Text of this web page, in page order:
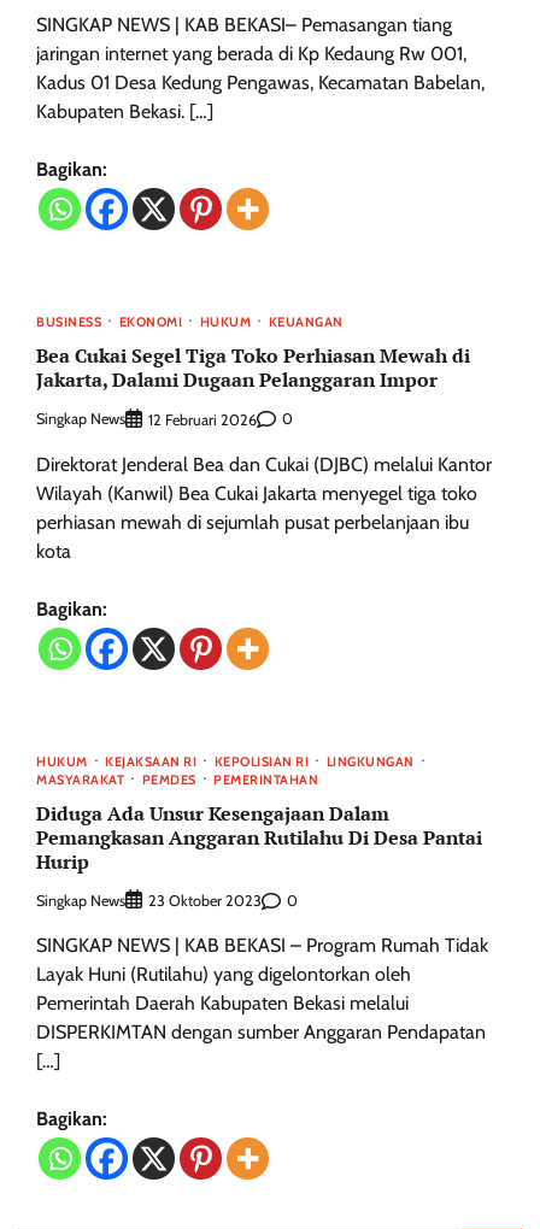
SINGKAP NEWS | KAB BEKASI– Pemasangan tiang
jaringan internet yang berada di Kp Kedaung Rw 001,
Kadus 01 Desa Kedung Pengawas, Kecamatan Babelan,
Kabupaten Bekasi. […]
Bagikan:
BUSINESS EKONOMI HUKUM KEUANGAN
Bea Cukai Segel Tiga Toko Perhiasan Mewah di
Jakarta, Dalami Dugaan Pelanggaran Impor
Singkap News 12 Februari 2026 0
Direktorat Jenderal Bea dan Cukai (DJBC) melalui Kantor
Wilayah (Kanwil) Bea Cukai Jakarta menyegel tiga toko
perhiasan mewah di sejumlah pusat perbelanjaan ibu
kota
Bagikan:
HUKUM KEJAKSAAN RI KEPOLISIAN RI
LINGKUNGAN
MASYARAKAT
PEMDES PEMERINTAHAN
Diduga Ada Unsur Kesengajaan Dalam
Pemangkasan Anggaran Rutilahu Di Desa Pantai
Hurip
Singkap News 23 Oktober 2023 0
SINGKAP NEWS | KAB BEKASI – Program Rumah Tidak
Layak Huni (Rutilahu) yang digelontorkan oleh
Pemerintah Daerah Kabupaten Bekasi melalui
DISPERKIMTAN dengan sumber Anggaran Pendapatan
[…]
Bagikan: